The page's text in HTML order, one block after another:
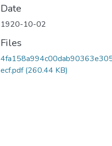
Date
1920-10-02
Files
ecf.pdf(260.44 KB)